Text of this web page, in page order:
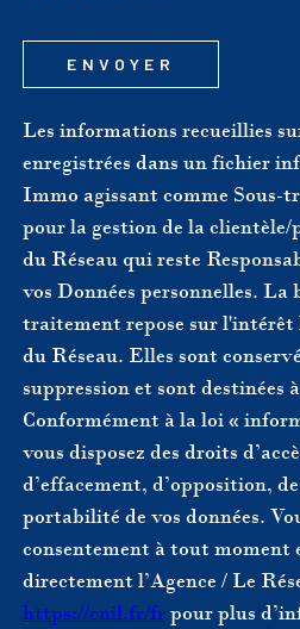
ENVOYER
Les informations recueillies
enregistrées dans un fichier
Immo agissant comme
pour la gestion de la clientèle/
du Réseau qui reste
vos Données personnelles. La
traitement repose sur l'intérêt
du Réseau. Elles sont
suppression et sont destinées
Conformément à la loi «
vous disposez des droits
d’effacement, d’opposition,
portabilité de vos données.
consentement à tout moment
directement l’Agence / Le
https://cnil.fr/frpour plus